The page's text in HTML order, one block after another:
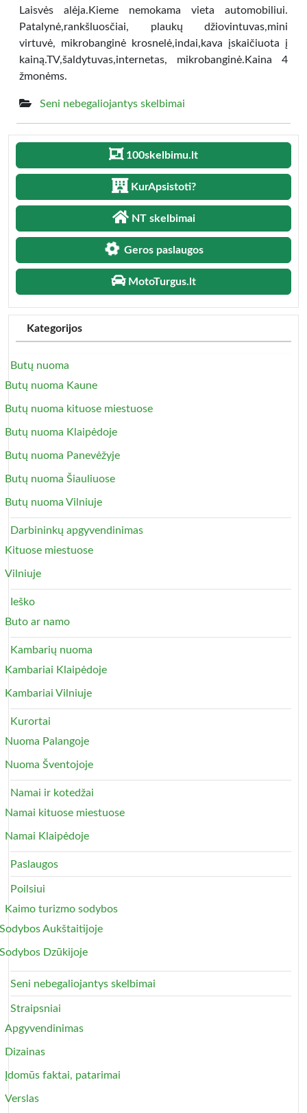
Laisvės alėja.Kieme nemokama vieta automobiliui.
Patalynė,rankšluosčiai, plaukų džiovintuvas,mini
virtuvė, mikrobanginė krosnelė,indai,kava įskaičiuota į
kainą.TV,šaldytuvas,internetas, mikrobanginė.Kaina 4
žmonėms.
Seni nebegaliojantys skelbimai
100skelbimu.lt
KurApsistoti?
NT skelbimai
Geros paslaugos
MotoTurgus.lt
Kategorijos
Butų nuoma
Butų nuoma Kaune
Butų nuoma kituose miestuose
Butų nuoma Klaipėdoje
Butų nuoma Panevėžyje
Butų nuoma Šiauliuose
Butų nuoma Vilniuje
Darbininkų apgyvendinimas
Kituose miestuose
Vilniuje
Ieško
Buto ar namo
Kambarių nuoma
Kambariai Klaipėdoje
Kambariai Vilniuje
Kurortai
Nuoma Palangoje
Nuoma Šventojoje
Namai ir kotedžai
Namai kituose miestuose
Namai Klaipėdoje
Paslaugos
Poilsiui
Kaimo turizmo sodybos
Sodybos Aukštaitijoje
Sodybos Dzūkijoje
Seni nebegaliojantys skelbimai
Straipsniai
Apgyvendinimas
Dizainas
Įdomūs faktai, patarimai
Verslas